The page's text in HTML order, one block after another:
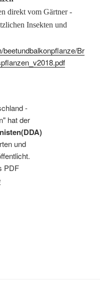
direkt vom Gärtner -
Insekten und
Br
-
hat der
und
PDF